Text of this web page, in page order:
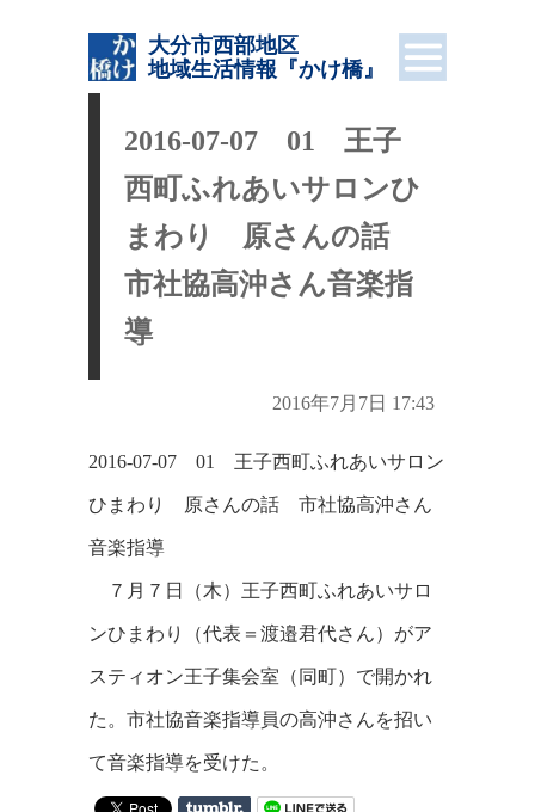
大分市西部地区
地域生活情報 『かけ橋』
2016-07-07 01 王子
西町ふれあいサロンひ
まわり 原さんの話
市社協高沖さん音楽指
導
2016年7月7日 17:43
2016-07-07 01 王子西町ふれあいサロン
ひまわり 原さんの話 市社協高沖さん
音楽指導
７月７日（木）王子西町ふれあいサロ
ンひまわり（代表＝渡邉君代さん）がア
スティオン王子集会室（同町）で開かれ
た。市社協音楽指導員の高沖さんを招い
て音楽指導を受けた。